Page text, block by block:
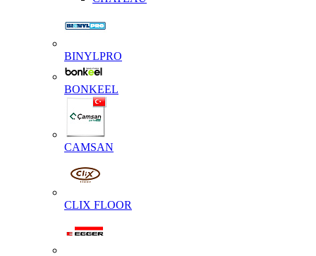
BINYLPRO
BONKEEL
CAMSAN
CLIX FLOOR